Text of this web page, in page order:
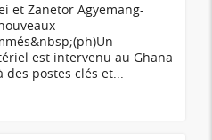
et Zanetor Agyemang-
est intervenu au Ghana
postes clés et...